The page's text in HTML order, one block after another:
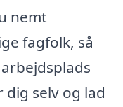
nemt
fagfolk, så
selv og lad